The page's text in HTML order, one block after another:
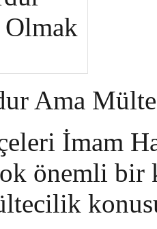
Ama
İmam
önemli bir